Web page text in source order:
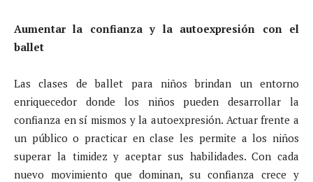
Aumentar la confianza y la autoexpresión con el
ballet
Las clases de ballet para niños brindan un entorno
enriquecedor donde los niños pueden desarrollar la
confianza en sí mismos y la autoexpresión. Actuar frente a
un público o practicar en clase les permite a los niños
superar la timidez y aceptar sus habilidades. Con cada
nuevo movimiento que dominan, su confianza crece y